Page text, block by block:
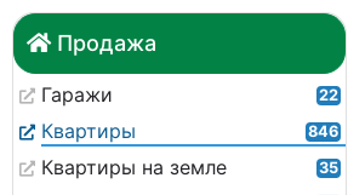
Продажа
Гаражи 22
Квартиры 846
Квартиры на земле 35